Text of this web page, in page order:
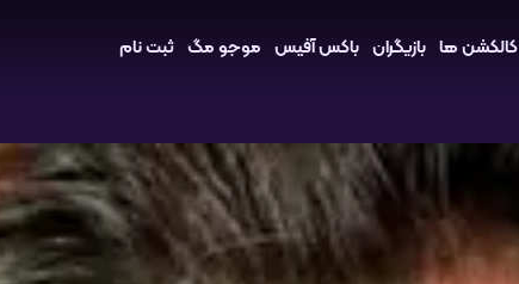
کالکشن ها بازیگران باکس آفیس موجو مگ ثبت نام